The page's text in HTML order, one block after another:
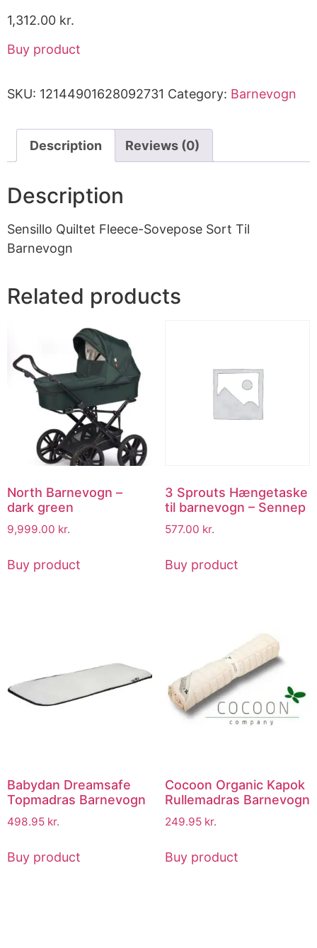
1,312.00 kr.
Buy product
SKU: 12144901628092731 Category: Barnevogn
Description Reviews (0)
Description
Sensillo Quiltet Fleece-Sovepose Sort Til
Barnevogn
Related products
North Barnevogn –
dark green
9,999.00 kr.
Buy product
3 Sprouts Hængetaske
til barnevogn – Sennep
577.00 kr.
Buy product
Babydan Dreamsafe
Topmadras Barnevogn
498.95 kr.
Buy product
Cocoon Organic Kapok
Rullemadras Barnevogn
249.95 kr.
Buy product